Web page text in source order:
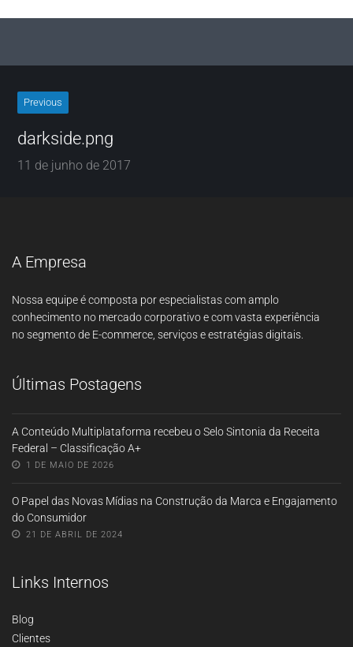
Previous
darkside.png
11 de junho de 2017
A Empresa
Nossa equipe é composta por especialistas com amplo
conhecimento no mercado corporativo e com vasta experiência
no segmento de E-commerce, serviços e estratégias digitais.
Últimas Postagens
A Conteúdo Multiplataforma recebeu o Selo Sintonia da Receita
Federal – Classificação A+
1 DE MAIO DE 2026
O Papel das Novas Mídias na Construção da Marca e Engajamento
do Consumidor
21 DE ABRIL DE 2024
Links Internos
Blog
Clientes